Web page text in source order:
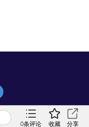
0条评论 收藏 分享